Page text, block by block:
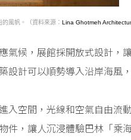
風帆。（資料來源： Lina Ghotmeh
氣候，展館採開放式設計，
設計可以順勢導入沿岸海
入空間，光線和空氣自由流
件，讓人沉浸體驗巴林「乘